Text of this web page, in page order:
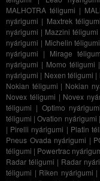
MALHOTRA téligumi |
nyárigumi | Maxtrek téligumi
nyárigumi | Mazzini téligumi
nyárigumi | Michelin téligumi
nyárigumi | Mirage
nyárigumi | Momo téligumi |
nyárigumi | Nexen téligumi |
Nokian téligumi | Nokian
Novex téligumi | Novex
téligumi | Optimo nyárigumi
téligumi |Ovation nyárigumi |
| Pirelli nyárigumi | Platin
Pneus Ovada nyárigumi |
téligumi | Powertrac
Radar téligumi | Radar
téligumi | Riken nyárigumi |